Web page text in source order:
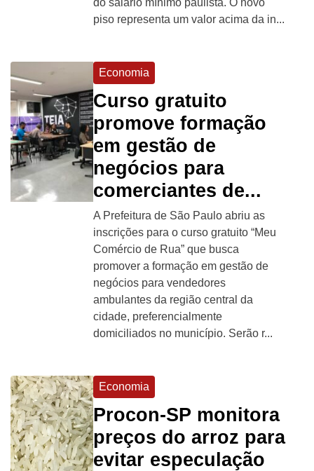
do salário mínimo paulista. O novo
piso representa um valor acima da in...
Economia
Curso gratuito
promove formação
em gestão de
negócios para
comerciantes de...
A Prefeitura de São Paulo abriu as
inscrições para o curso gratuito “Meu
Comércio de Rua” que busca
promover a formação em gestão de
negócios para vendedores
ambulantes da região central da
cidade, preferencialmente
domiciliados no município. Serão r...
Economia
Procon-SP monitora
preços do arroz para
evitar especulação